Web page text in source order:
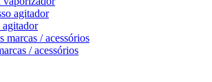
agitador
/ acessórios